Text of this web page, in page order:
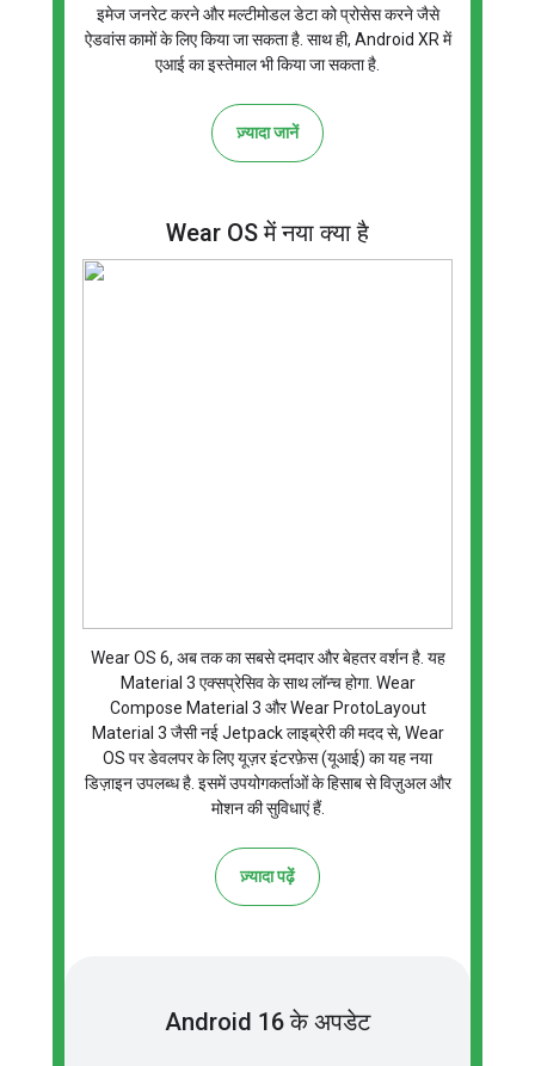
इमेज जनरेट करने और मल्टीमोडल डेटा को प्रोसेस करने जैसे
ऐडवांस कामों के लिए किया जा सकता है. साथ ही, Android XR में
एआई का इस्तेमाल भी किया जा सकता है.
ज़्यादा जानें
Wear OS में नया क्या है
Wear OS 6, अब तक का सबसे दमदार और बेहतर वर्शन है. यह
Material 3 एक्सप्रेसिव के साथ लॉन्च होगा. Wear
Compose Material 3 और Wear ProtoLayout
Material 3 जैसी नई Jetpack लाइब्रेरी की मदद से, Wear
OS पर डेवलपर के लिए यूज़र इंटरफ़ेस (यूआई) का यह नया
डिज़ाइन उपलब्ध है. इसमें उपयोगकर्ताओं के हिसाब से विज़ुअल और
मोशन की सुविधाएं हैं.
ज़्यादा पढ़ें
Android 16 के अपडेट